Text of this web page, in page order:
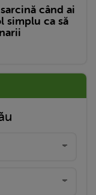
când ai
simplu ca să